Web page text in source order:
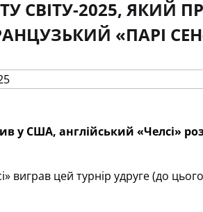
СВІТУ-2025, ЯКИЙ
«ПАРІ
у США, англійський «Челсі»
цей турнір удруге (до